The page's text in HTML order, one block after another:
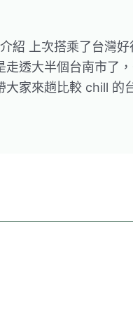
紹 上次搭乘了台灣
走透大半個台南市了
大家來趟比較 chill